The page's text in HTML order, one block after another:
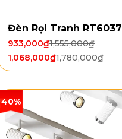
Đèn Rọi Tranh RT6037
1,555,000₫
933,000₫
1,780,000₫
1,068,000₫
40%